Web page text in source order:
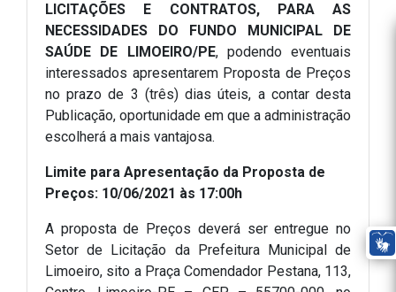
LICITAÇÕES E CONTRATOS, PARA AS
NECESSIDADES DO FUNDO MUNICIPAL DE
SAÚDE DE LIMOEIRO/PE, podendo eventuais
interessados apresentarem Proposta de Preços
no prazo de 3 (três) dias úteis, a contar desta
Publicação, oportunidade em que a administração
escolherá a mais vantajosa.
Limite para Apresentação da Proposta de
Preços: 10/06/2021 às 17:00h
A proposta de Preços deverá ser entregue no
Setor de Licitação da Prefeitura Municipal de
Limoeiro, sito a Praça Comendador Pestana, 113,